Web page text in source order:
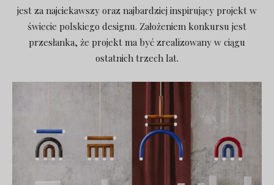
jest za najciekawszy oraz najbardziej inspirujący projekt w
świecie polskiego designu. Założeniem konkursu jest
przesłanka, że projekt ma być zrealizowany w ciągu
ostatnich trzech lat.